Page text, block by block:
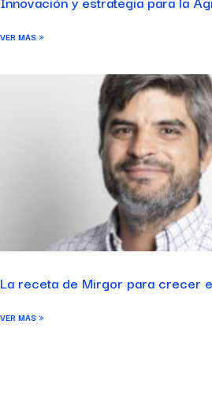
VER MÁS »
La receta de Mirgor para crecer
VER MÁS »